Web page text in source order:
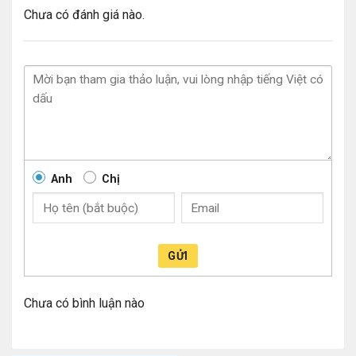
Công nghệ lựa chọn tốc độ Intel® Speed Select
Director (Intel® RDT)Có
Công Nghệ Intel® Speed Shift
Công nghệ Intel® Turbo Boost‡2.0
Điều kiện hợp lệ nền tảng Intel® vPro™
Công nghệ siêu Phân luồng Intel®
Công nghệ ảo hóa Intel® (VT-x)
Công nghệ ảo hóa Intel® cho nhập/xuất được hướng
Chưa có đánh giá nào.
Anh Chị
GỬI
Chưa có bình luận nào